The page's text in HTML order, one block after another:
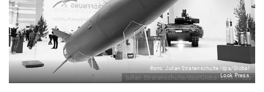
Фото: Julian Stratenschulte/dpa/Global
Look Press